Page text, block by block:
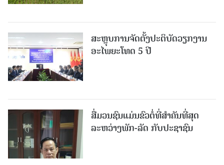
ສະຫຼຸບການຈັດຕັ້ງປະຕິບັດວຽກງານ
ອະໄພຍະໂທດ 5 ປີ
ສື່ມວນຊົນແມ່ນຂົວຕໍ່ທີ່ສໍາຄັນທີ່ສຸດ
ລະຫວ່າງພັກ-ລັດ ກັບປະຊາຊົນ